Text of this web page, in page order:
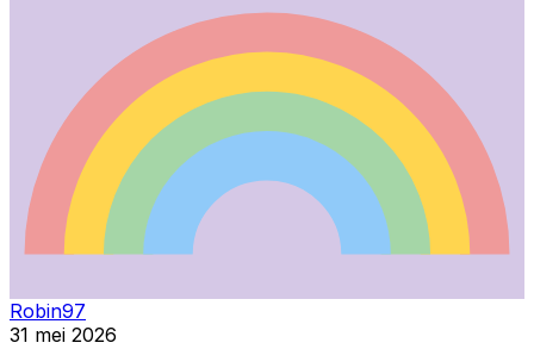
Robin97
31 mei 2026